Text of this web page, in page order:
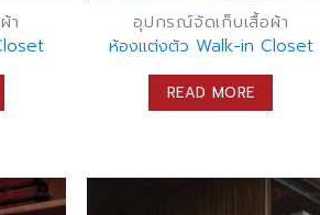
า
อุปกรณ์จัดเก็บเสื้อผ้า
ห้องแต่งตัว Walk-in Closet
READ MORE